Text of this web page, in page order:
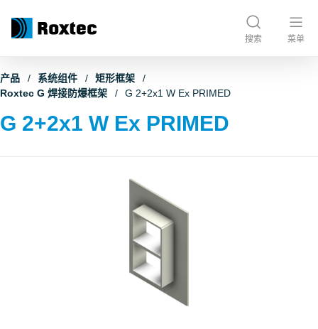
搜索 菜单
产品 系统组件
矩形框架
Roxtec G 焊接防爆框架
G 2+2x1 W Ex PRIMED
G 2+2x1 W Ex PRIMED